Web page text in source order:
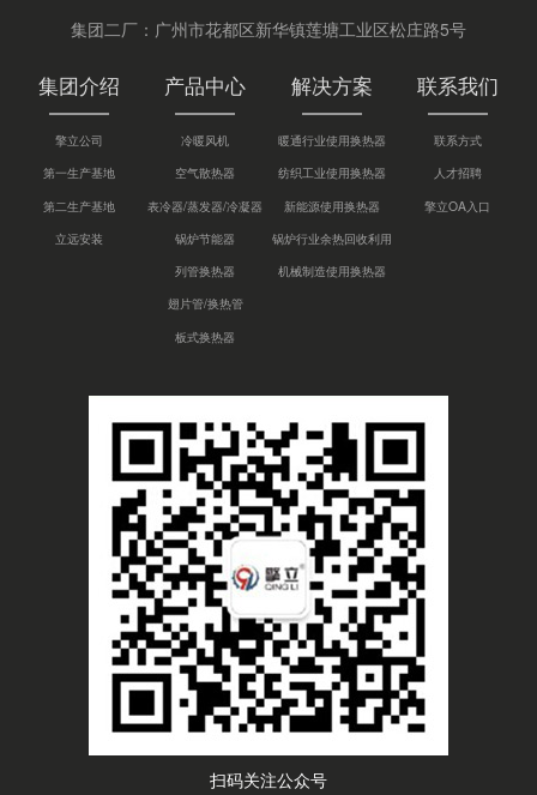
集团二厂：广州市花都区新华镇莲塘工业区松庄路5号
集团介绍
擎立公司
第一生产基地
第二生产基地
立远安装
产品中心
冷暖风机
空气散热器
表冷器/蒸发器/冷凝器
锅炉节能器
列管换热器
翅片管/换热管
板式换热器
解决方案
暖通行业使用换热器
纺织工业使用换热器
新能源使用换热器
锅炉行业余热回收利用
机械制造使用换热器
联系我们
联系方式
人才招聘
擎立OA入口
扫码关注公众号